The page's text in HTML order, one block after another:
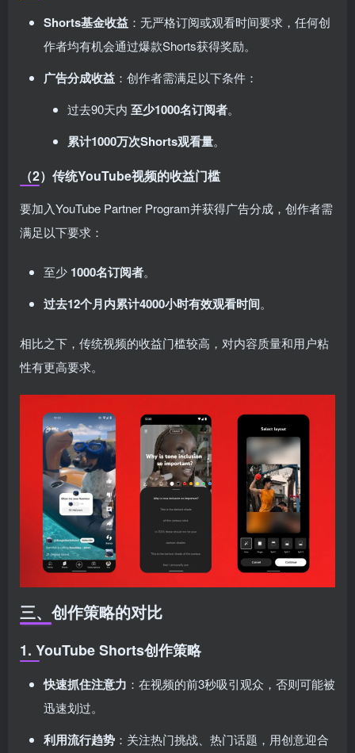
Shorts基金收益 ：无严格订阅或观看时间要求，任何创
作者均有机会通过爆款Shorts获得奖励。
广告分成收益 ：创作者需满足以下条件：
过去90天内 至少1000名订阅者。
累计1000万次Shorts观看量。
（2）传统YouTube视频的收益门槛
要加入YouTube Partner Program并获得广告分成，创作者需
满足以下要求：
至少 1000名订阅者。
过去12个月内累计4000小时有效观看时间。
相比之下，传统视频的收益门槛较高，对内容质量和用户粘
性有更高要求。
三、创作策略的对比
1. YouTube Shorts创作策略
快速抓住注意力 ：在视频的前3秒吸引观众，否则可能被
迅速划过。
利用流行趋势 ：关注热门挑战、热门话题，用创意迎合